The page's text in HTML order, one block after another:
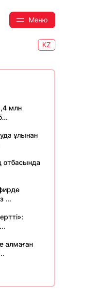
Меню
KZ
млн
ұлынан
отбасында
...
алмаған